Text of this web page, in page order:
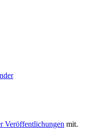
Veröffentlichungen mit.